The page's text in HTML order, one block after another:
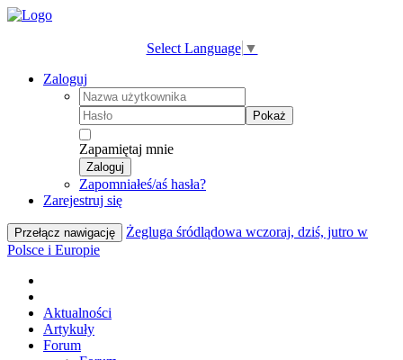
Select Language ▼
Zaloguj
Pokaż
Zapamiętaj mnie
Zaloguj
Zapomniałeś/aś hasła?
Zarejestruj się
Przełącz nawigację
Żegluga śródlądowa wczoraj, dziś, jutro w
Polsce i Europie
Aktualności
Artykuły
Forum